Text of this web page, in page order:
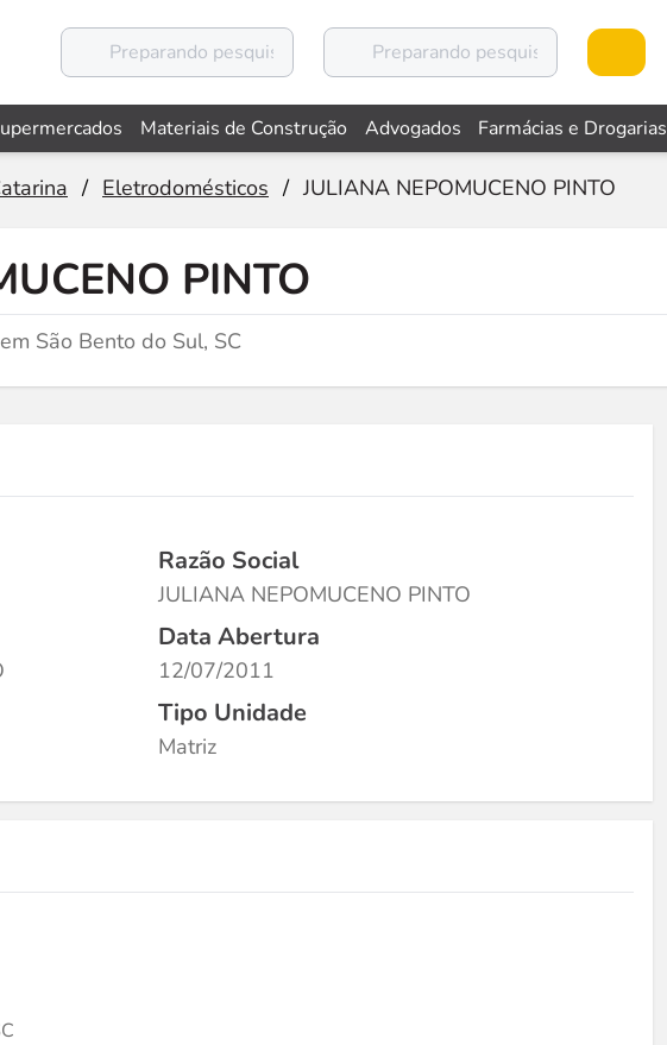
Materiais de Construção Advogados Farmácias e Drogarias
/ Eletrodomésticos / JULIANA NEPOMUCENO PINTO
PINTO
São Bento do Sul, SC
Razão Social
JULIANA NEPOMUCENO PINTO
Data Abertura
12/07/2011
Tipo Unidade
Matriz